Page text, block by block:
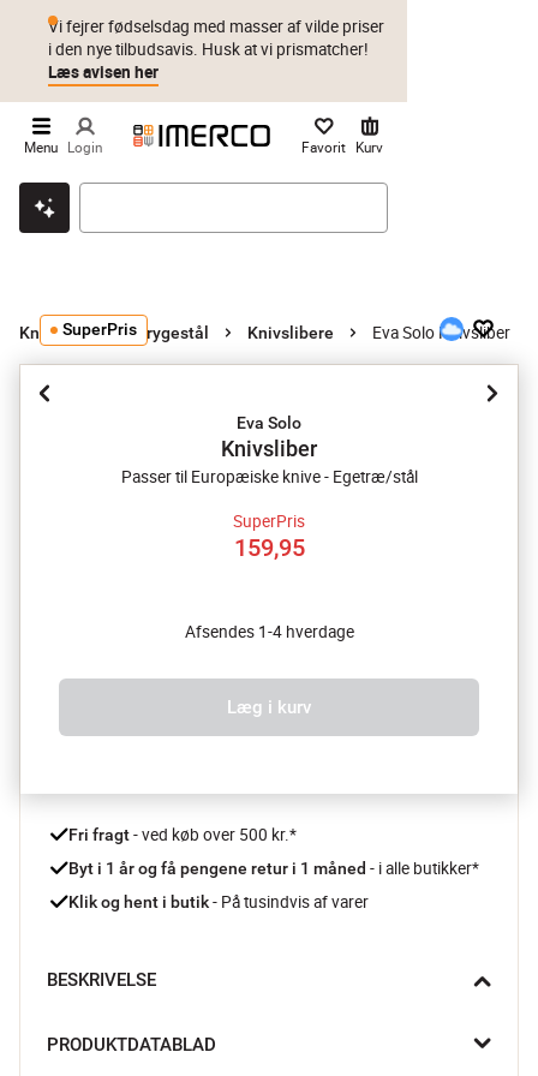
Klik & hent Byt i 1 år Prismatch
Vi fejrer fødselsdag med masser af vilde priser
i den nye tilbudsavis. Husk at vi prismatcher!
Læs avisen her
Menu Login Favorit Kurv
Knivslibere og strygestål Knivslibere Eva Solo Knivsliber
SuperPris
Eva Solo
Knivsliber
Passer til Europæiske knive - Egetræ/stål
SuperPris
159,95
Afsendes 1-4 hverdage
Læg i kurv
Fri fragt - ved køb over 500 kr.*
Byt i 1 år og få pengene retur i 1 måned - i alle butikker*
Klik og hent i butik - På tusindvis af varer
BESKRIVELSE
tid til en tur gennem knivsliberen. Den er designet specielt til
PRODUKTDATABLAD